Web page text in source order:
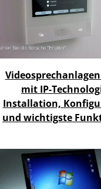
mit IP-
Installation,
und wichtigste